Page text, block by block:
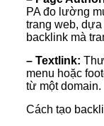
PA đo lường
trang web,
backlink mà
– Textlink:
menu hoặc
từ một domain.
Cách tạo